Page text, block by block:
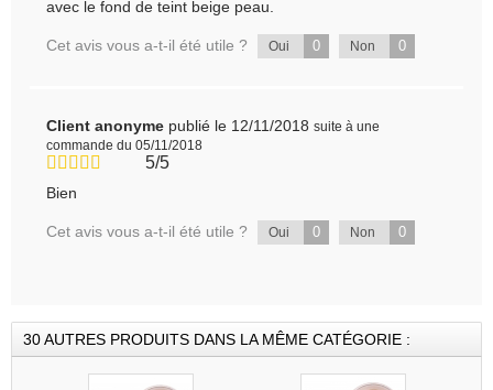
avec le fond de teint beige peau.
Cet avis vous a-t-il été utile ? Oui 0 Non 0
Client anonyme publié le 12/11/2018 suite à une
commande du 05/11/2018
5/5
Bien
Cet avis vous a-t-il été utile ? Oui 0 Non 0
30 AUTRES PRODUITS DANS LA MÊME CATÉGORIE :